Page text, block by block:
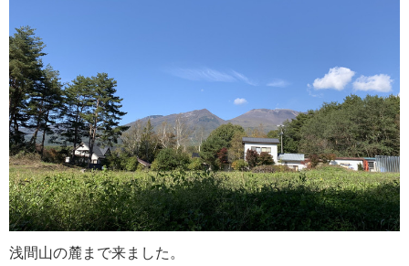
浅間山の麓まで来ました。